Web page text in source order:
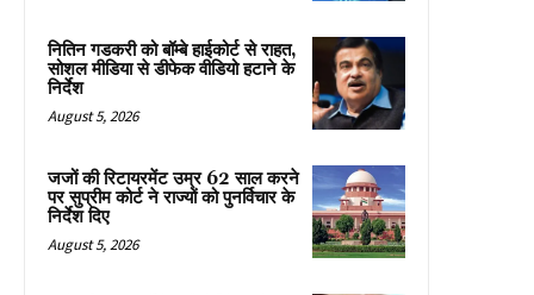
नितिन गडकरी को बॉम्बे हाईकोर्ट से राहत,
सोशल मीडिया से डीफेक वीडियो हटाने के
निर्देश
August 5, 2026
जजों की रिटायरमेंट उम्र 62 साल करने
पर सुप्रीम कोर्ट ने राज्यों को पुनर्विचार के
निर्देश दिए
August 5, 2026